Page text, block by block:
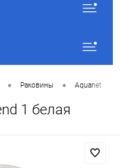
• Раковины • Aquanet
1 белая